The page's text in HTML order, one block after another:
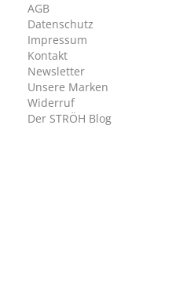
AGB
Datenschutz
Impressum
Kontakt
Newsletter
Unsere Marken
Widerruf
Der STRÖH Blog